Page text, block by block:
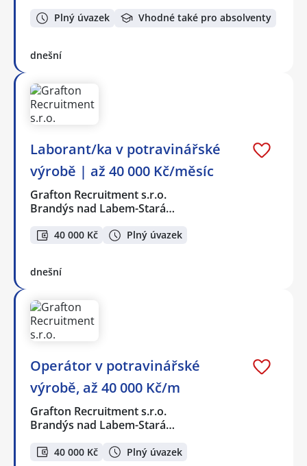
Plný úvazek Vhodné také pro absolventy
dnešní
Laborant/ka v potravinářské
výrobě | až 40 000 Kč/měsíc
Grafton Recruitment s.r.o.
Brandýs nad Labem-Stará…
40 000 Kč Plný úvazek
dnešní
Operátor v potravinářské
výrobě, až 40 000 Kč/m
Grafton Recruitment s.r.o.
Brandýs nad Labem-Stará…
40 000 Kč Plný úvazek